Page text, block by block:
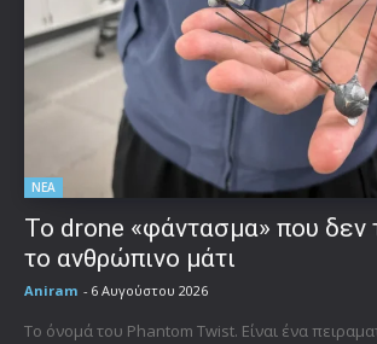
ΝΕΑ
Το drone «φάντασμα» που δεν
το ανθρώπινο μάτι
Aniram - 6 Αυγούστου 2026
Το όνομά του Phantom Twist. Είναι ένα